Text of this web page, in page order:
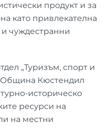
продукт и за
като привлекателна
и чуждестранни
„Туризъм, спорт и
Община Кюстендил
историческо
ресурси на
на местни